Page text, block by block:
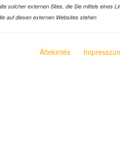
solcher externen Sites, die Sie mittels
auf diesen externen Websites stehen
Áttekintés